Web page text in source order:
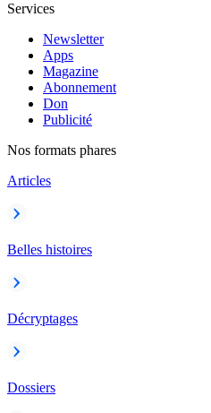
Services
Newsletter
Apps
Magazine
Abonnement
Don
Publicité
Nos formats phares
Articles
Belles histoires
Décryptages
Dossiers